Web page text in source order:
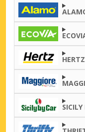
HERTZ
SICILY